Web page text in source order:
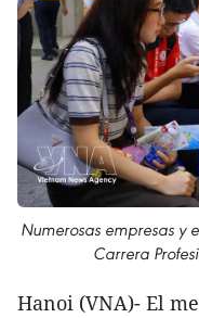
Numerosas empresas y
Carrera
Hanoi (VNA)- El